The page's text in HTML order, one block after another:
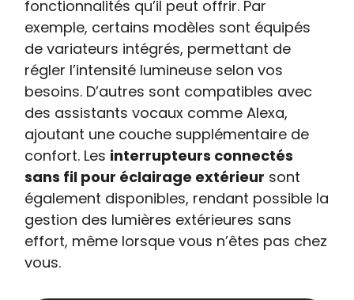
fonctionnalités qu’il peut offrir. Par
exemple, certains modèles sont équipés
de variateurs intégrés, permettant de
régler l’intensité lumineuse selon vos
besoins. D’autres sont compatibles avec
des assistants vocaux comme Alexa,
ajoutant une couche supplémentaire de
confort. Les interrupteurs connectés
sans fil pour éclairage extérieur sont
également disponibles, rendant possible la
gestion des lumières extérieures sans
effort, même lorsque vous n’êtes pas chez
vous.